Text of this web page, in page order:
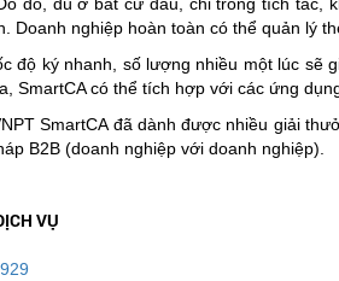
đó, dù ở bất cứ đâu, chỉ trong tích tắc,
Doanh nghiệp hoàn toàn có thể quản lý
độ ký nhanh, số lượng nhiều một lúc
SmartCA có thể tích hợp với các ứng
SmartCA đã dành được nhiều giải
B2B (doanh nghiệp với doanh nghiệp).
VỤ